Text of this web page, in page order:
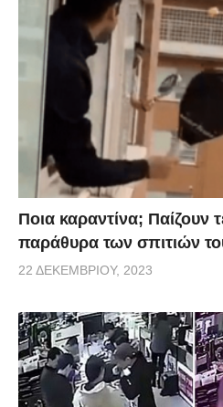
Ποια καραντίνα; Παίζουν
παράθυρα των σπιτιών
22 ΔΕΚΕΜΒΡΊΟΥ, 2023